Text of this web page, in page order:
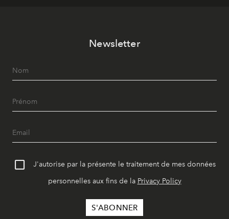
Newsletter
J'autorise par la présente le traitement de mes données
personnelles aux fins de la Privacy Policy